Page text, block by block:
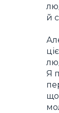
й
Я
що